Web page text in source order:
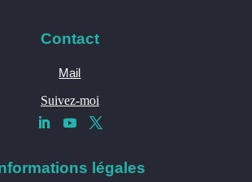
Contact
Mail
Suivez-moi
légales